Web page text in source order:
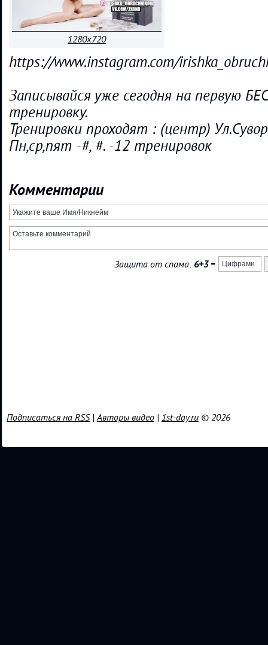
1280x720
https://www.instagram.com/
Записывайся уже сегодня на первую
тренировку.
Тренировки проходят : (центр)
Пн,ср,пят -#, #. -12 тренировок
Комментарии
Защита от спама: 6+3=
Подписаться на RSS|Авторы видео | 1st-day.ru © 2026